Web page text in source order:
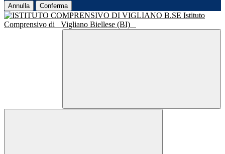
Annulla Conferma
Istituto
Comprensivo di
Vigliano Biellese (BI)